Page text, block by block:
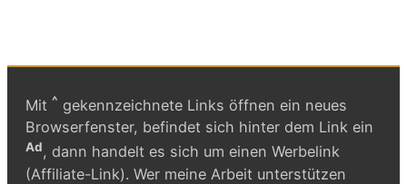
Mit ^ gekennzeichnete Links öffnen ein neues
Browserfenster, befindet sich hinter dem Link ein
Ad, dann handelt es sich um einen Werbelink
(Affiliate-Link). Wer meine Arbeit unterstützen